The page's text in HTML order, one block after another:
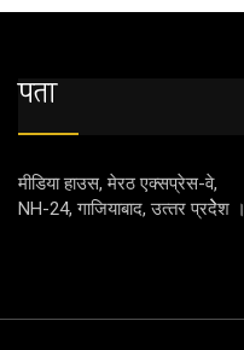
पता
मीडिया हाउस, मेरठ एक्‍सप्रेस-वे,
NH-24, गाजियाबाद, उत्‍तर प्रदेेेेश ।